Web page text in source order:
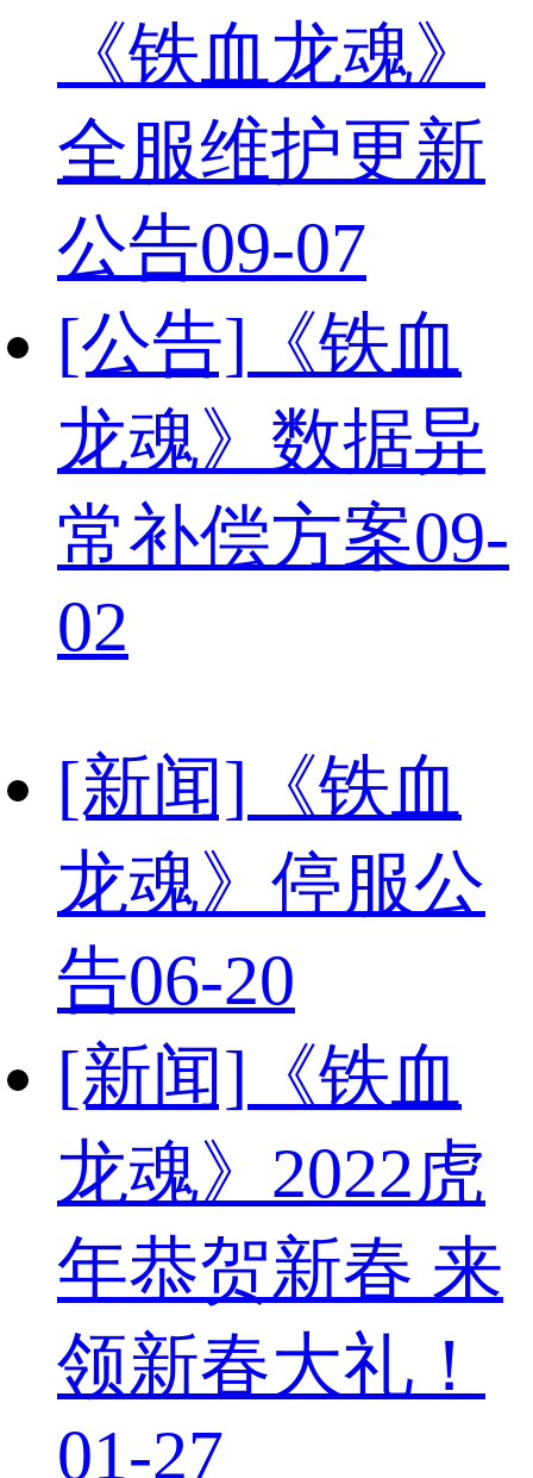
《铁血龙魂》
全服维护更新
公告09-07
[公告] 《铁血
龙魂》数据异
常补偿方案09-
02
[新闻] 《铁血
龙魂》停服公
告06-20
[新闻] 《铁血
龙魂》2022虎
年恭贺新春 来
领新春大礼！
01-27